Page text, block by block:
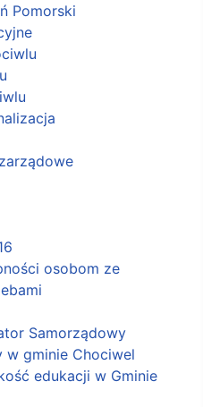
Pomorski
osobom ze
Samorządowy
w gminie Chociwel
edukacji w Gminie